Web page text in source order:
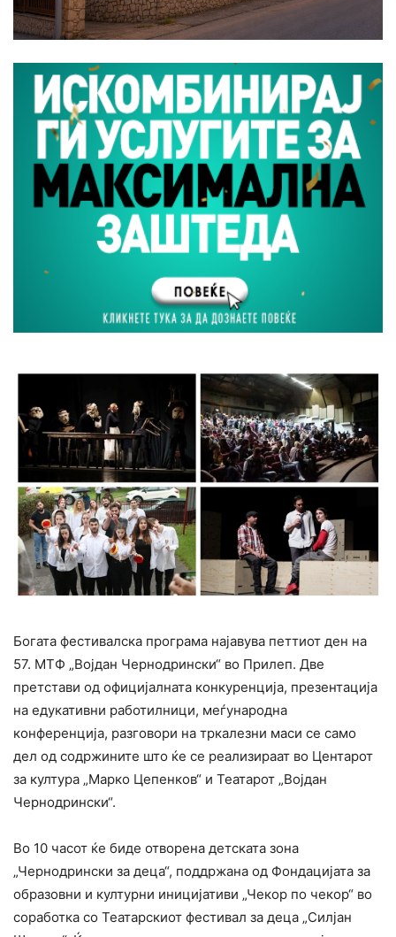
Богата фестивалска програма најавува петтиот ден на
57. МТФ „Војдан Чернодрински“ во Прилеп. Две
претстави од официјалната конкуренција, презентација
на едукативни работилници, меѓународна
конференција, разговори на тркалезни маси се само
дел од содржините што ќе се реализираат во Центарот
за култура „Марко Цепенков“ и Театарот „Војдан
Чернодрински“.
Во 10 часот ќе биде отворена детската зона
„Чернодрински за деца“, поддржана од Фондацијата за
образовни и културни иницијативи „Чекор по чекор“ во
соработка со Театарскиот фестивал за деца „Силјан